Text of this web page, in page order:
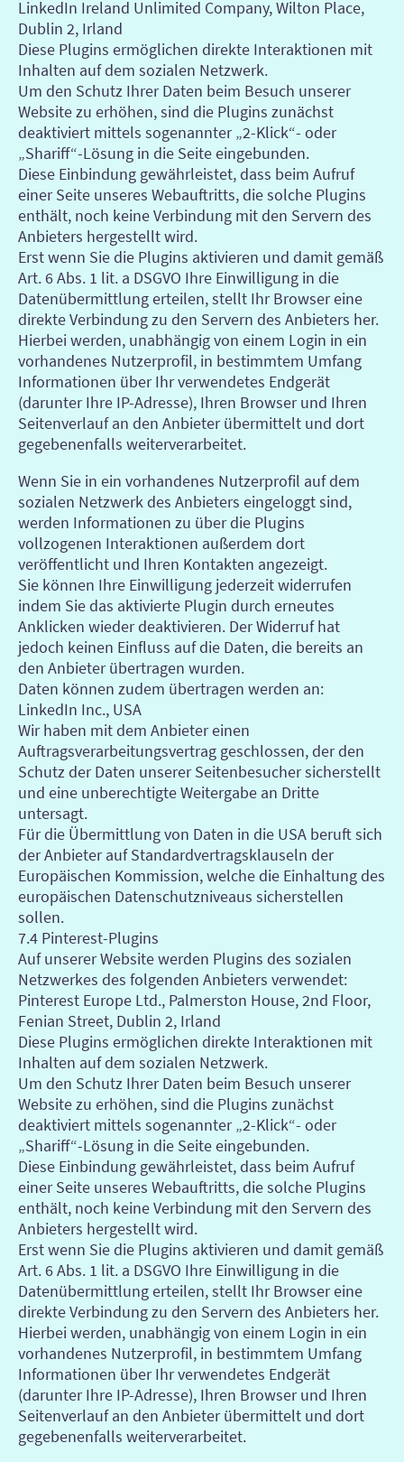
LinkedIn Ireland Unlimited Company, Wilton Place,
Dublin 2, Irland
Diese Plugins ermöglichen direkte Interaktionen mit
Inhalten auf dem sozialen Netzwerk.
Um den Schutz Ihrer Daten beim Besuch unserer
Website zu erhöhen, sind die Plugins zunächst
deaktiviert mittels sogenannter „2-Klick“- oder
„Shariff“-Lösung in die Seite eingebunden.
Diese Einbindung gewährleistet, dass beim Aufruf
einer Seite unseres Webauftritts, die solche Plugins
enthält, noch keine Verbindung mit den Servern des
Anbieters hergestellt wird.
Erst wenn Sie die Plugins aktivieren und damit gemäß
Art. 6 Abs. 1 lit. a DSGVO Ihre Einwilligung in die
Datenübermittlung erteilen, stellt Ihr Browser eine
direkte Verbindung zu den Servern des Anbieters her.
Hierbei werden, unabhängig von einem Login in ein
vorhandenes Nutzerprofil, in bestimmtem Umfang
Informationen über Ihr verwendetes Endgerät
(darunter Ihre IP-Adresse), Ihren Browser und Ihren
Seitenverlauf an den Anbieter übermittelt und dort
gegebenenfalls weiterverarbeitet.
Wenn Sie in ein vorhandenes Nutzerprofil auf dem
sozialen Netzwerk des Anbieters eingeloggt sind,
werden Informationen zu über die Plugins
vollzogenen Interaktionen außerdem dort
veröffentlicht und Ihren Kontakten angezeigt.
Sie können Ihre Einwilligung jederzeit widerrufen
indem Sie das aktivierte Plugin durch erneutes
Anklicken wieder deaktivieren. Der Widerruf hat
jedoch keinen Einfluss auf die Daten, die bereits an
den Anbieter übertragen wurden.
Daten können zudem übertragen werden an:
LinkedIn Inc., USA
Wir haben mit dem Anbieter einen
Auftragsverarbeitungsvertrag geschlossen, der den
Schutz der Daten unserer Seitenbesucher sicherstellt
und eine unberechtigte Weitergabe an Dritte
untersagt.
Für die Übermittlung von Daten in die USA beruft sich
der Anbieter auf Standardvertragsklauseln der
Europäischen Kommission, welche die Einhaltung des
europäischen Datenschutzniveaus sicherstellen
sollen.
7.4 Pinterest-Plugins
Auf unserer Website werden Plugins des sozialen
Netzwerkes des folgenden Anbieters verwendet:
Pinterest Europe Ltd., Palmerston House, 2nd Floor,
Fenian Street, Dublin 2, Irland
Diese Plugins ermöglichen direkte Interaktionen mit
Inhalten auf dem sozialen Netzwerk.
Um den Schutz Ihrer Daten beim Besuch unserer
Website zu erhöhen, sind die Plugins zunächst
deaktiviert mittels sogenannter „2-Klick“- oder
„Shariff“-Lösung in die Seite eingebunden.
Diese Einbindung gewährleistet, dass beim Aufruf
einer Seite unseres Webauftritts, die solche Plugins
enthält, noch keine Verbindung mit den Servern des
Anbieters hergestellt wird.
Erst wenn Sie die Plugins aktivieren und damit gemäß
Art. 6 Abs. 1 lit. a DSGVO Ihre Einwilligung in die
Datenübermittlung erteilen, stellt Ihr Browser eine
direkte Verbindung zu den Servern des Anbieters her.
Hierbei werden, unabhängig von einem Login in ein
vorhandenes Nutzerprofil, in bestimmtem Umfang
Informationen über Ihr verwendetes Endgerät
(darunter Ihre IP-Adresse), Ihren Browser und Ihren
Seitenverlauf an den Anbieter übermittelt und dort
gegebenenfalls weiterverarbeitet.